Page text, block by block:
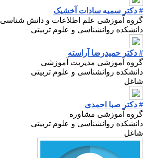
# دکتر سمیه سادات آخشیک
گروه آموزشی علم اطلاعات و دانش شناسی
دانشکده روانشناسی و علوم تربیتی
# دکتر حمیدرضا آراسته
گروه آموزشی مدیریت آموزشی
دانشکده روانشناسی و علوم تربیتی
شاغل
# دکتر صبا احمدی
گروه آموزشی مشاوره
دانشکده روانشناسی و علوم تربیتی
شاغل